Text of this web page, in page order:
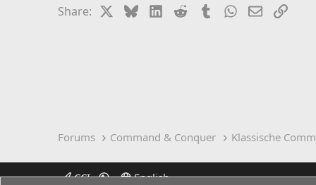
Share: BlueskyLinkedIn
Reddit TumblrWhatsApp
EmailLink
Forums Command & Conquer Klassische
CCI English